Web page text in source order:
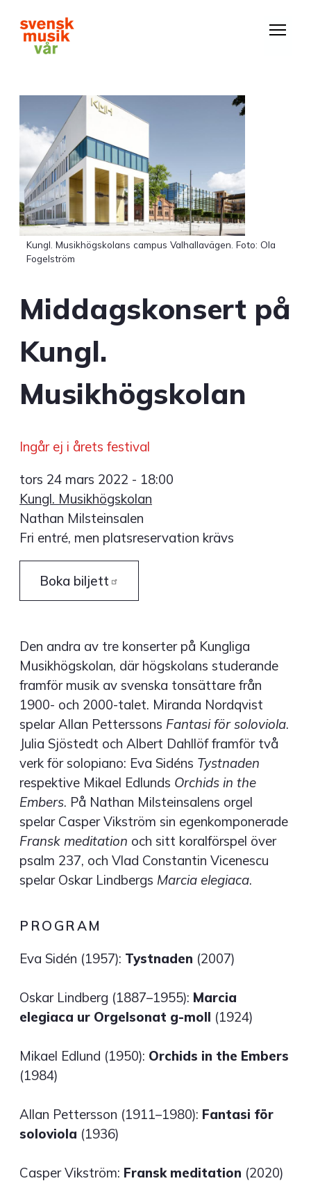
huvudinnehåll
Kungl. Musikhögskolans campus Valhallavägen. Foto: Ola
Fogelström
Middagskonsert på
Kungl.
Musikhögskolan
Ingår ej i årets festival
tors 24 mars 2022 - 18:00
Kungl. Musikhögskolan
Nathan Milsteinsalen
Fri entré, men platsreservation krävs
Boka biljett
Den andra av tre konserter på Kungliga
Musikhögskolan, där högskolans studerande
framför musik av svenska tonsättare från
1900- och 2000-talet. Miranda Nordqvist
spelar Allan Petterssons Fantasi för soloviola.
Julia Sjöstedt och Albert Dahllöf framför två
verk för solopiano: Eva Sidéns Tystnaden
respektive Mikael Edlunds Orchids in the
Embers. På Nathan Milsteinsalens orgel
spelar Casper Vikström sin egenkomponerade
Fransk meditation och sitt koralförspel över
psalm 237, och Vlad Constantin Vicenescu
spelar Oskar Lindbergs Marcia elegiaca.
PROGRAM
Eva Sidén (1957): Tystnaden (2007)
Oskar Lindberg (1887–1955): Marcia
elegiaca ur Orgelsonat g-moll (1924)
Mikael Edlund (1950): Orchids in the Embers
(1984)
Allan Pettersson (1911–1980): Fantasi för
soloviola (1936)
Casper Vikström: Fransk meditation (2020)